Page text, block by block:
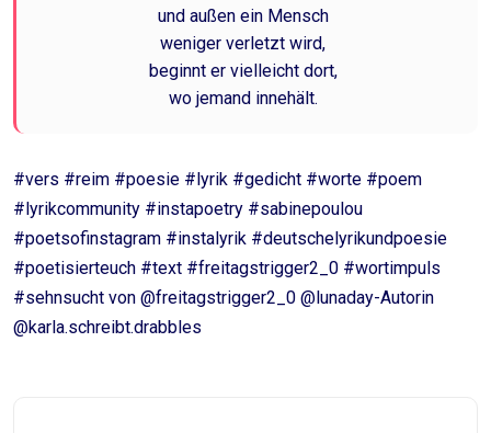
und außen ein Mensch
weniger verletzt wird,
beginnt er vielleicht dort,
wo jemand innehält.
#vers #reim #poesie #lyrik #gedicht #worte #poem
#lyrikcommunity #instapoetry #sabinepoulou
#poetsofinstagram #instalyrik #deutschelyrikundpoesie
#poetisierteuch #text #freitagstrigger2_0 #wortimpuls
#sehnsucht von @freitagstrigger2_0 @lunaday-Autorin
@karla.schreibt.drabbles